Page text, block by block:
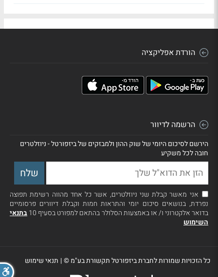
הורדת אפליקציה
הרשמה לדיוור
הירשם לסיכום היומי של שוק ההון ולמבזקים של ביזפורטל - ניוזלטרים
חובה לכל משקיע
אני מאשר קבלת שני ניוזלטרים, אשר כל אחד מהווה רשימת תפוצה
נפרדת, בנושאים סיכום יומי והתראות חמות וקבלת דיוורים פרסומיים
בדואר אלקטרוני ו/ או באמצעות הסלולר בהתאם למפורט בסעיף 10
בתנאי
השימוש
כל הזכויות שמורות לחברת ביזפורטל תקשורת בע"מ ©| תנאי שימוש